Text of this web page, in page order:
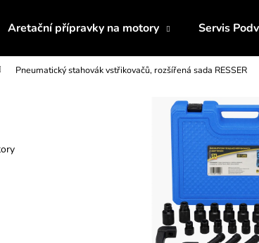
Aretační přípravky na motory Servis
Pneumatický stahovák vstřikovačů, rozšířená sada RESSER
Co potřebujete
Doporučujeme